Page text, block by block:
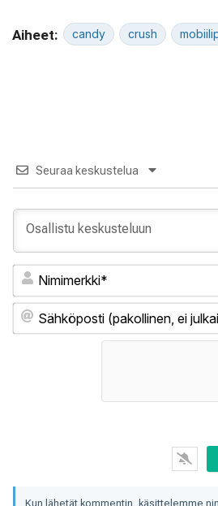
Aiheet: candy crush
Seuraa keskustelua
Kun lähetät kommentin, käsittelemme